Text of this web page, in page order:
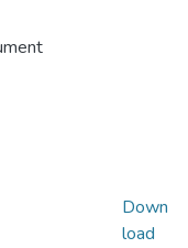
Down
load